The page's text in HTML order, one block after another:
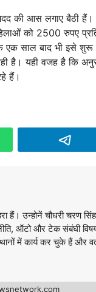
की आस लगाए बैठी
को 2500 रुपए प्रति
एक साल बाद भी इसे शुरू
है। यही वजह है कि
हैं।
हैं। उन्होनें चौधरी चरण
ऑटो और टेक संबंघी
में कार्य कर चुके हैं और